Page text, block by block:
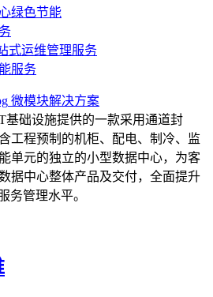
绿色节能
式运维管理服务
服务
微模块解决方案
基础设施提供的一款采用通道封
工程预制的机柜、配电、制冷、监
单元的独立的小型数据中心，为客
据中心整体产品及交付，全面提升
务管理水平。